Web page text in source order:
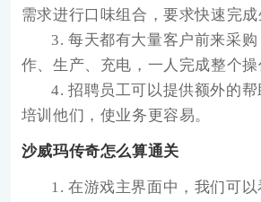
需求进行口味组合，要求快速完成
3. 每天都有大量客户前来采
作、生产、充电，一人完成整个操
4. 招聘员工可以提供额外的
培训他们，使业务更容易。
沙威玛传奇怎么算通关
1. 在游戏主界面中，我们可